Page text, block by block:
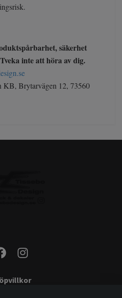
säkerhet
inte att höra av dig.
KB, Brytarvägen 12, 73560